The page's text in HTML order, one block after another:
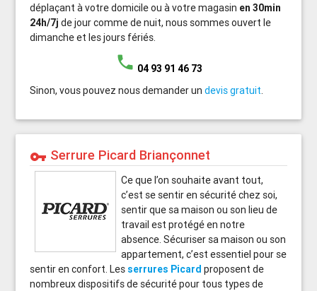
déplaçant à votre domicile ou à votre magasin en 30min
24h/7j de jour comme de nuit, nous sommes ouvert le
dimanche et les jours fériés.
phone 04 93 91 46 73
Sinon, vous pouvez nous demander undevis gratuit.
vpn_key Serrure Picard Briançonnet
Ce que l’on souhaite avant tout,
c’est se sentir en sécurité chez soi,
sentir que sa maison ou son lieu de
travail est protégé en notre
absence. Sécuriser sa maison ou son
appartement, c’est essentiel pour se
sentir en confort. Lesserrures Picard proposent de
nombreux dispositifs de sécurité pour tous types de